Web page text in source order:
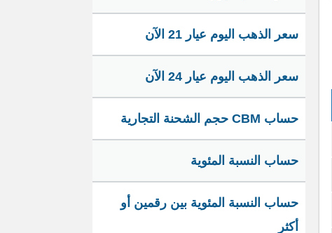
سعر الذهب اليوم عيار 21 الآن
سعر الذهب اليوم عيار 24 الآن
حساب CBM حجم الشحنة التجارية
حساب النسبة المئوية
حساب النسبة المئوية بين رقمين أو
أكثر